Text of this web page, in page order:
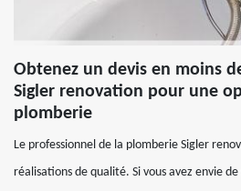
Obtenez un devis en moins
Sigler renovation pour une
plomberie
Le professionnel de la plomberie Sigler
réalisations de qualité. Si vous avez envie